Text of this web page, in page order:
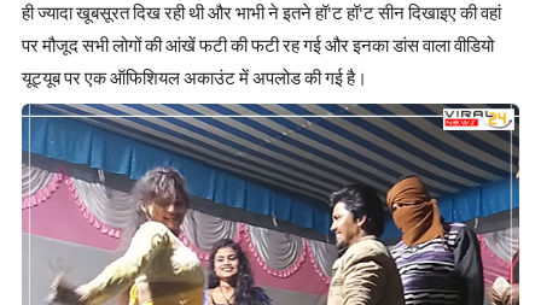
ही ज्यादा खूबसूरत दिख रही थी और भाभी ने इतने हॉ'ट हॉ'ट सीन दिखाइए की वहां
पर मौजूद सभी लोगों की आंखें फटी की फटी रह गई और इनका डांस वाला वीडियो
यूट्यूब पर एक ऑफिशियल अकाउंट में अपलोड की गई है।